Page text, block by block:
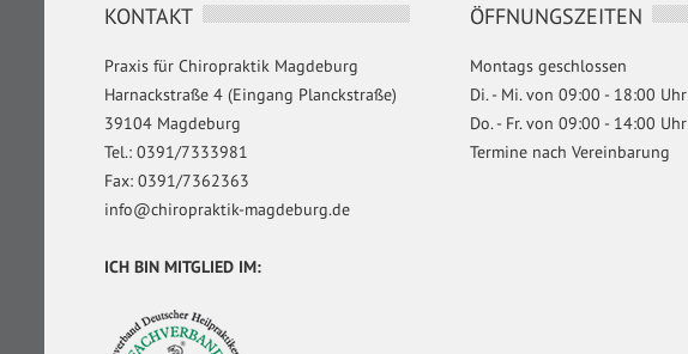
KONTAKT
Praxis für Chiropraktik Magdeburg
Harnackstraße 4 (Eingang Planckstraße)
39104 Magdeburg
Tel.: 0391/7333981
Fax: 0391/7362363
info@chiropraktik-magdeburg.de
ICH BIN MITGLIED IM:
ÖFFNUNGSZEITEN
Montags geschlossen
Di. - Mi. von 09:00 - 18:00 Uhr
Do. - Fr. von 09:00 - 14:00 Uhr
Termine nach Vereinbarung